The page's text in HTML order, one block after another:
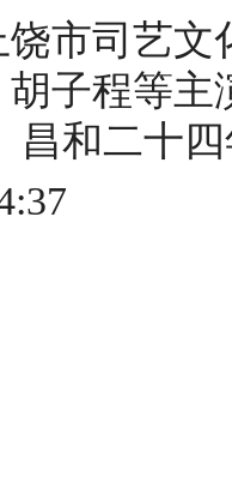
饶市司艺
子程等主
昌和二十